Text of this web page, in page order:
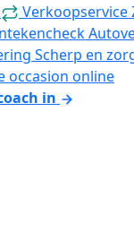
Verkoopservice
Scherp en
occasion online
in